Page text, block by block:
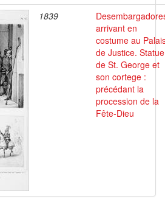
1839
arrivant en
costume au
de Justice. Statue
de St. George et
son cortege :
précédant la
procession de la
Fête-Dieu